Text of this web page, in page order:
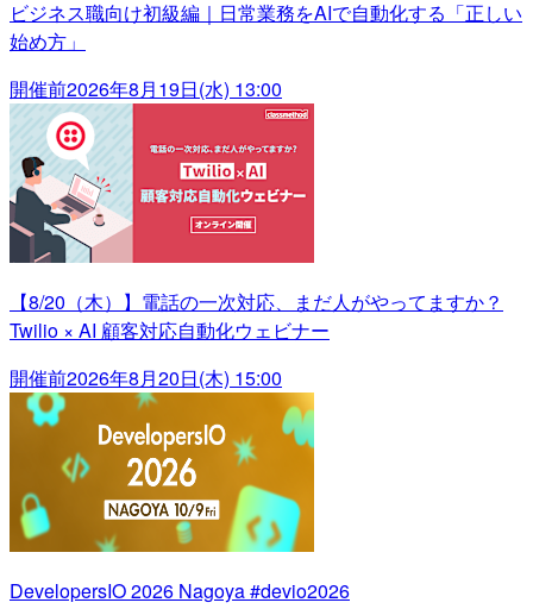
ビジネス職向け初級編｜日常業務をAIで自動化する「正しい
始め方」
開催前2026年8月19日(水) 13:00
【8/20（木）】電話の一次対応、まだ人がやってますか？
Twilio × AI 顧客対応自動化ウェビナー
開催前2026年8月20日(木) 15:00
DevelopersIO 2026 Nagoya #devio2026